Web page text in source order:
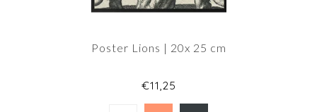
Poster Lions | 20x 25 cm
€11,25